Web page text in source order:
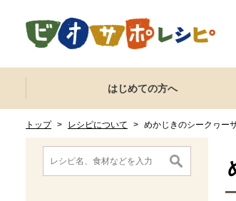
ニューです。
スキップする
はじめての方へ
トップ > レシピについて > めかじきのシークヮー
ここから消費材検索メニューです。
消費材検索メニューここまで。
ここから本文です。